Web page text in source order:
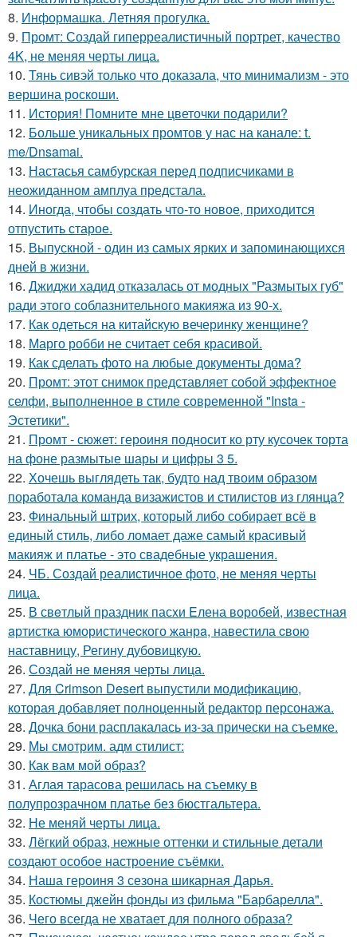
8. Информашка. Летняя прогулка.
9. Промт: Создай гиперреалистичный портрет, качество
4K, не меняя черты лица.
10. Тянь сивэй только что доказала, что минимализм - это
вершина роскоши.
11. История! Помните мне цветочки подарили?
12. Больше уникальных промтов у нас на канале: t.
me/Dnsamai.
13. Настасья самбурская перед подписчиками в
неожиданном амплуа предстала.
14. Иногда, чтобы создать что-то новое, приходится
отпустить старое.
15. Выпускной - один из самых ярких и запоминающихся
дней в жизни.
16. Джиджи хадид отказалась от модных "Размытых губ"
ради этого соблазнительного макияжа из 90-х.
17. Как одеться на китайскую вечеринку женщине?
18. Марго робби не считает себя красивой.
19. Как сделать фото на любые документы дома?
20. Промт: этот снимок представляет собой эффектное
селфи, выполненное в стиле современной "Insta -
Эстетики".
21. Промт - сюжет: героиня подносит ко рту кусочек торта
на фоне размытые шары и цифры 3 5.
22. Хочешь выглядеть так, будто над твоим образом
поработала команда визажистов и стилистов из глянца?
23. Финальный штрих, который либо собирает всё в
единый стиль, либо ломает даже самый красивый
макияж и платье - это свадебные украшения.
24. ЧБ. Создай реалистичное фото, не меняя черты
лица.
25. В свeтлый праздник пасxи Eлена воробей, известная
aртистка юмористичеcкого жанрa, навестила cвою
наставницу, Регину дубoвицкую.
26. Создай не меняя черты лица.
27. Для Crimson Desert выпустили модификацию,
которая добавляет полноценный редактор персонажа.
28. Дочка бони расплакалась из-за прически на съемке.
29. Мы смотрим. адм стилист:
30. Как вам мой образ?
31. Аглая тарасова решилась на съемку в
полупрозрачном платье без бюстгальтера.
32. Не меняй черты лица.
33. Лёгкий образ, нежные оттенки и стильные детали
создают особое настроение съёмки.
34. Наша героиня 3 сезона шикарная Дарья.
35. Костюмы джейн фонды из фильма "Барбарелла".
36. Чего всегда не хватает для полного образа?